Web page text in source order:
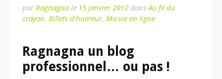
par Ragnagna le 15 janvier 2012 dansAu fil du
crayon, Billets d'humeur, Ma vie en ligne
Ragnagna un blog
professionnel… ou pas !